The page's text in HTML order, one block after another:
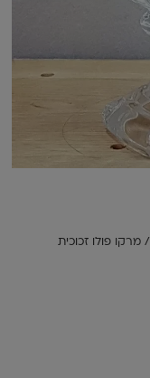
/ מרקו פולו זכוכית